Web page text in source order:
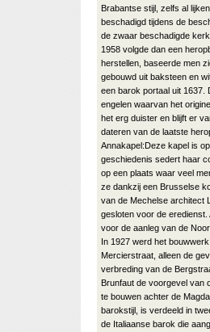
Brabantse stijl, zelfs al
beschadigd tijdens de
de zwaar beschadigde
1958 volgde dan een
herstellen, baseerde men
gebouwd uit baksteen en
een barok portaal uit 1637.
engelen waarvan het
het erg duister en blijft er
dateren van de laatste
Annakapel:Deze kapel is
geschiedenis sedert haar
op een plaats waar veel
ze dankzij een Brusselse
van de Mechelse architect
gesloten voor de
voor de aanleg van de
In 1927 werd het
Mercierstraat, alleen de
verbreding van de
Brunfaut de voorgevel van
te bouwen achter de
barokstijl, is verdeeld in
de Italiaanse barok die